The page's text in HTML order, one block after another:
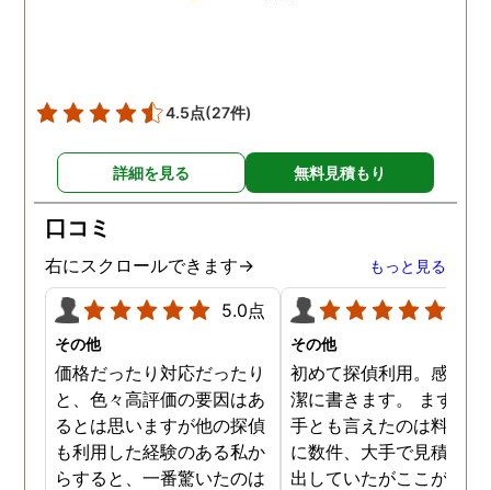
4.5点(27件)
詳細を見る 無料見積もり
口コミ
右にスクロールできます→ もっと見る
5.0点
その他
価格だったり対応だったり
と、色々高評価の要因はあ
るとは思いますが他の探偵
も利用した経験のある私か
らすると、一番驚いたのは
その他
初めて探偵利用。感想を
潔に書きます。 まず、
手とも言えたのは料金。
に数件、大手で見積もり
出していたがここが一番